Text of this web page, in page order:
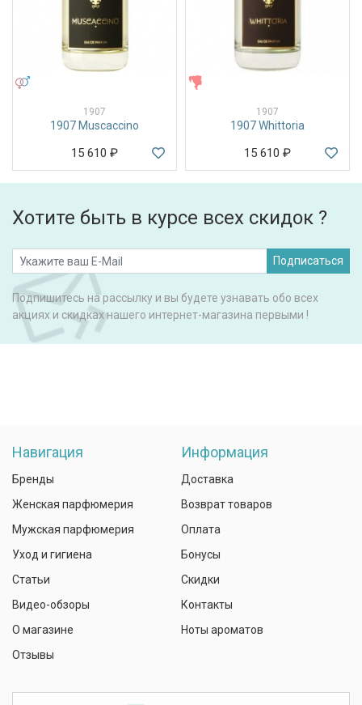
1907
1907 Muscaccino
15 610 ₽
1907
1907 Whittoria
15 610 ₽
Хотите быть в курсе всех скидок ?
Подписаться
Подпишитесь на рассылку и вы будете узнавать обо всех
акциях и скидках нашего интернет-магазина первыми !
Навигация
Бренды
Женская парфюмерия
Мужская парфюмерия
Уход и гигиена
Статьи
Видео-обзоры
О магазине
Отзывы
Информация
Доставка
Возврат товаров
Оплата
Бонусы
Скидки
Контакты
Ноты ароматов